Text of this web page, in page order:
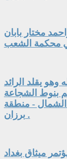
مختار بابان
محكمة الشعب
وهو يقلد الرائد
بنوط الشجاعة
- منطقة
برزان .
ميثاق بغداد